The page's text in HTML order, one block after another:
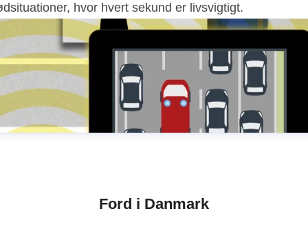
hvor hvert sekund er livsvigtigt.
Ford i Danmark